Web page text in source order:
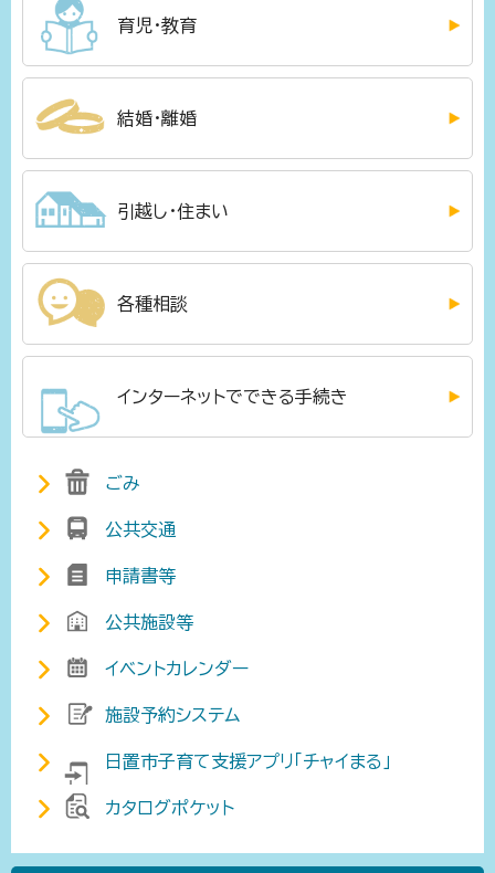
育児・教育
結婚・離婚
引越し・住まい
各種相談
インターネットでできる手続き
ごみ
公共交通
申請書等
公共施設等
イベントカレンダー
施設予約システム
日置市子育て支援アプリ「チャイまる」
カタログポケット